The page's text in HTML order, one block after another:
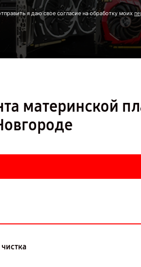
я даю свое согласие на обработку моих
материнской